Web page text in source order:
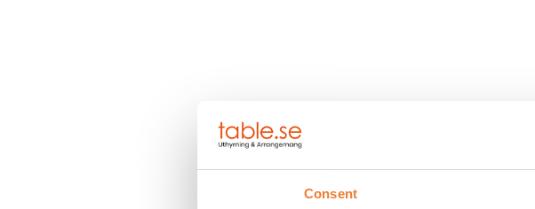
Consent